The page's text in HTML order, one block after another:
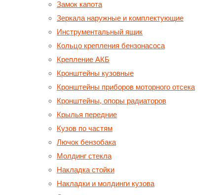
Замок капота
Зеркала наружные и комплектующие
Инструментальный ящик
Кольцо крепления бензонасоса
Крепление АКБ
Кронштейны кузовные
Кронштейны приборов моторного отсека
Кронштейны, опоры радиаторов
Крылья передние
Кузов по частям
Лючок бензобака
Молдинг стекла
Накладка стойки
Накладки и молдинги кузова